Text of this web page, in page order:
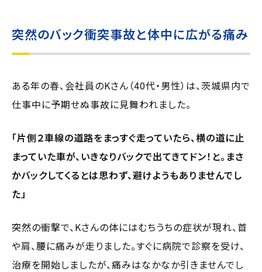
突然のバック衝突事故と体中に広がる痛み
ある年の春、会社員のKさん（40代・男性）は、茨城県内で
仕事中に予期せぬ事故に見舞われました。
「片側２車線の道路をまっすぐ走っていたら、横の道に止
まっていた車が、いきなりバックで出てきてドン！と。まさ
かバックしてくるとは思わず、避けようもありませんでし
た」
突然の衝撃で、Kさんの体にはむちうちの症状が現れ、首
や肩、腰に痛みが走りました。すぐに病院で診察を受け、
治療を開始しましたが、痛みはなかなか引きませんでし